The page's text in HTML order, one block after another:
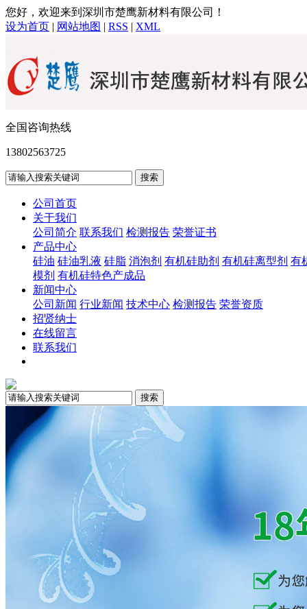
您好，欢迎来到深圳市楚鹰新材料有限公司！
设为首页 | 网站地图 | RSS | XML
全国咨询热线
13802563725
公司首页
关于我们
公司简介 联系我们 检测报告 荣誉证书
产品中心
硅油 硅油乳液 硅脂 消泡剂 有机硅助剂 有机硅离型剂 有
模剂 有机硅特色产成品
新闻中心
公司新闻 行业新闻 技术中心 检测报告 荣誉资质
招贤纳士
在线留言
联系我们